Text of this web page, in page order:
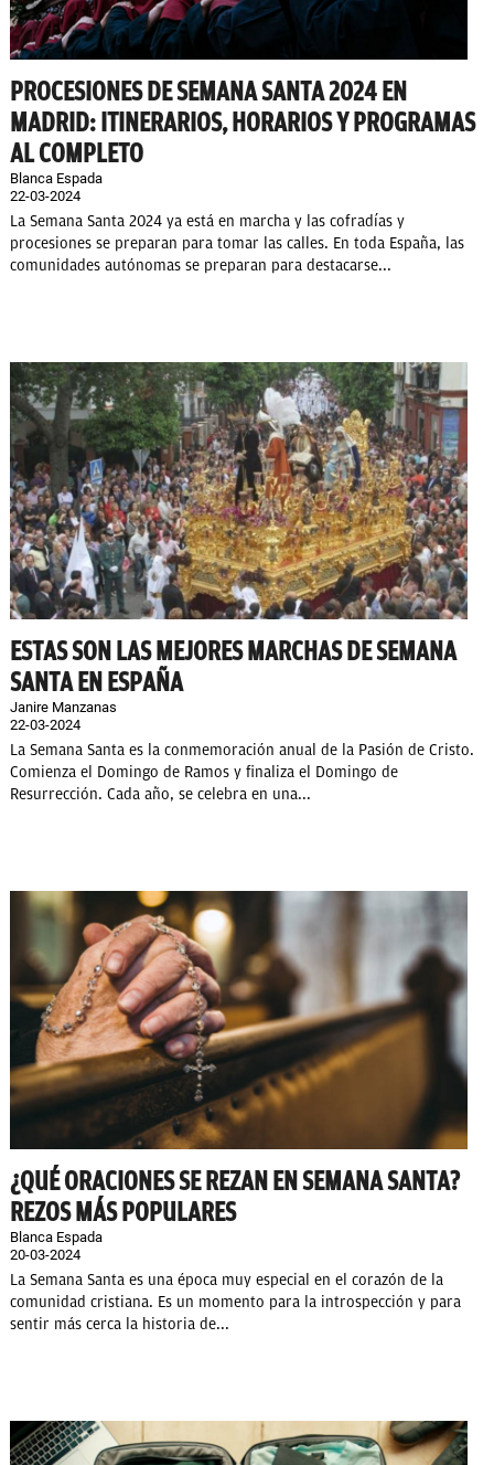
PROCESIONES DE SEMANA SANTA 2024 EN
MADRID: ITINERARIOS, HORARIOS Y PROGRAMAS
AL COMPLETO
Blanca Espada
22-03-2024
La Semana Santa 2024 ya está en marcha y las cofradías y
procesiones se preparan para tomar las calles. En toda España, las
comunidades autónomas se preparan para destacarse...
ESTAS SON LAS MEJORES MARCHAS DE SEMANA
SANTA EN ESPAÑA
Janire Manzanas
22-03-2024
La Semana Santa es la conmemoración anual de la Pasión de Cristo.
Comienza el Domingo de Ramos y finaliza el Domingo de
Resurrección. Cada año, se celebra en una...
¿QUÉ ORACIONES SE REZAN EN SEMANA SANTA?
REZOS MÁS POPULARES
Blanca Espada
20-03-2024
La Semana Santa es una época muy especial en el corazón de la
comunidad cristiana. Es un momento para la introspección y para
sentir más cerca la historia de...